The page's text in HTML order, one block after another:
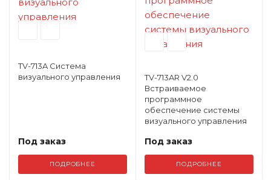
TV-713A Система
визуального управления
Под заказ
ПОДРОБНЕЕ
TV-713AR V2.0
Встраиваемое
программное
обеспечение системы
визуального управления
Под заказ
ПОДРОБНЕЕ